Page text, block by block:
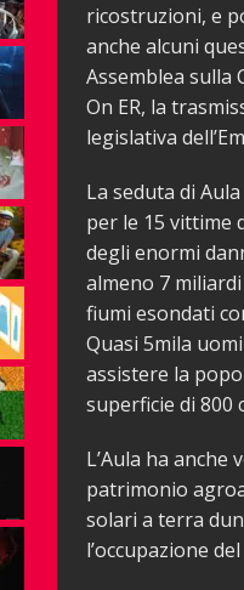
ricostruzioni, e
anche alcuni
Assemblea sulla
On ER, la
legislativa
La seduta di
per le 15 vittime
degli enormi
almeno 7
fiumi esondati
Quasi 5mila
assistere la
superficie di 800
L’Aula ha
patrimonio
solari a terra
l’occupazione